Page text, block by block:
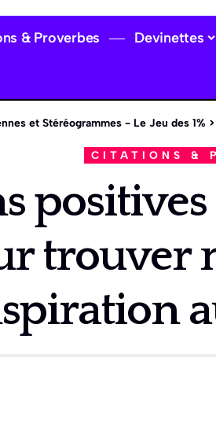
& Proverbes Devinettes
et Stéréogrammes - Le Jeu des 1% >
CITATIONS &
trouver